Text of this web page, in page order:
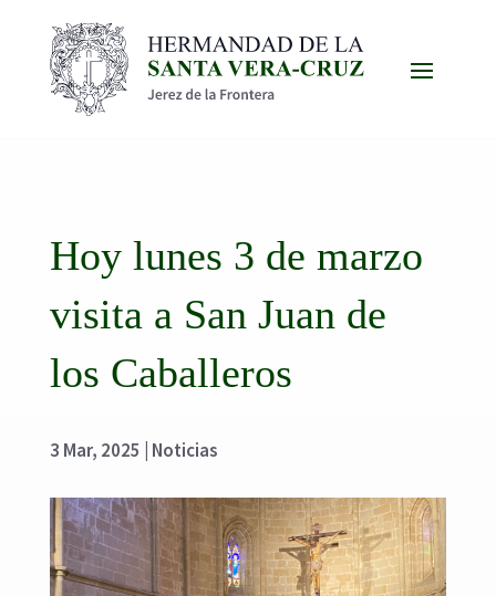
Hoy lunes 3 de marzo
visita a San Juan de
los Caballeros
3 Mar, 2025 Noticias